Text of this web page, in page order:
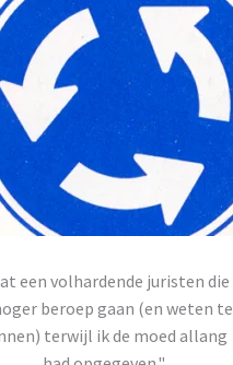
een volhardende juristen die
beroep gaan (en weten te
terwijl ik de moed allang